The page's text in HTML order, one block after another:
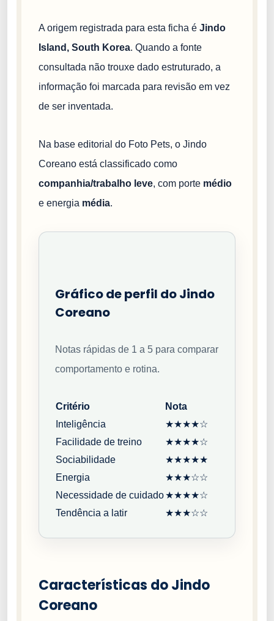
A origem registrada para esta ficha é Jindo
Island, South Korea. Quando a fonte
consultada não trouxe dado estruturado, a
informação foi marcada para revisão em vez
de ser inventada.
Na base editorial do Foto Pets, o Jindo
Coreano está classificado como
companhia/trabalho leve, com porte médio
e energia média.
Gráfico de perfil do Jindo
Coreano
Notas rápidas de 1 a 5 para comparar
comportamento e rotina.
Critério
Nota
Inteligência
★★★★☆
Facilidade de treino
★★★★☆
Sociabilidade
★★★★★
Energia
★★★☆☆
Necessidade de cuidado★★★★☆
Tendência a latir
★★★☆☆
Características do Jindo
Coreano